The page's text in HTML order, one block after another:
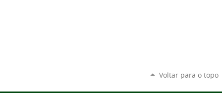
Voltar para o topo